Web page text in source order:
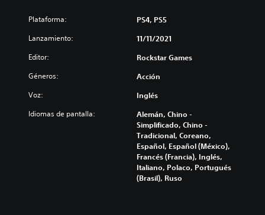
Plataforma: PS4, PS5
Lanzamiento: 11/11/2021
Editor: Rockstar Games
Géneros: Acción
Voz: Inglés
Idiomas de pantalla:
Alemán, Chino -
Simplificado, Chino -
Tradicional, Coreano,
Español, Español (México),
Francés (Francia), Inglés,
Italiano, Polaco, Portugués
(Brasil), Ruso